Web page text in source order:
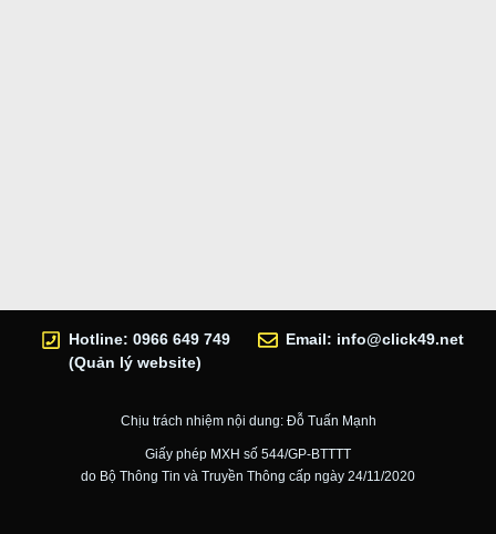
Hotline: 0966 649 749
(Quản lý website)
Email: info@click49.net
Chịu trách nhiệm nội dung: Đỗ Tuấn Mạnh
Giấy phép MXH số 544/GP-BTTTT
do Bộ Thông Tin và Truyền Thông cấp ngày 24/11/2020